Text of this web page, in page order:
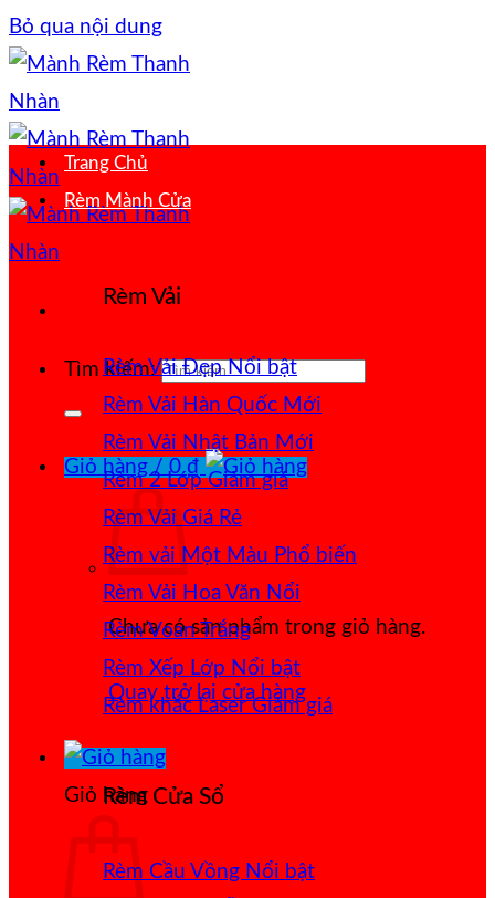
Bỏ qua nội dung
Tìm kiếm:
Giỏ hàng /0₫
Chưa có sản phẩm trong giỏ hàng.
Quay trở lại cửa hàng
Giỏ hàng
Trang Chủ
Rèm Mành Cửa
Rèm Vải
Rèm Vải Đẹp
Rèm Vải Hàn Quốc
Rèm Vải Nhật Bản
Rèm 2 Lớp
Rèm Vải Giá Rẻ
Rèm vải Một Màu
Rèm Vải Hoa Văn Nổi
Rèm Voan Trắng
Rèm Xếp Lớp
Rèm khắc Laser
Rèm Cửa Sổ
Rèm Cầu Vồng